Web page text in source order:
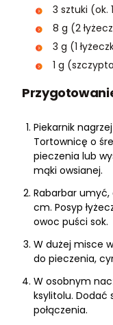
3 sztuki (ok.
8 g (2
3 g (1
1 g
Piekarnik
Tortownicę o
pieczenia lub
mąki owsianej.
Rabarbar umyć,
cm. Posyp
owoc puści sok.
W dużej misce
do pieczenia,
W osobnym
ksylitolu. Dodać
połączenia.